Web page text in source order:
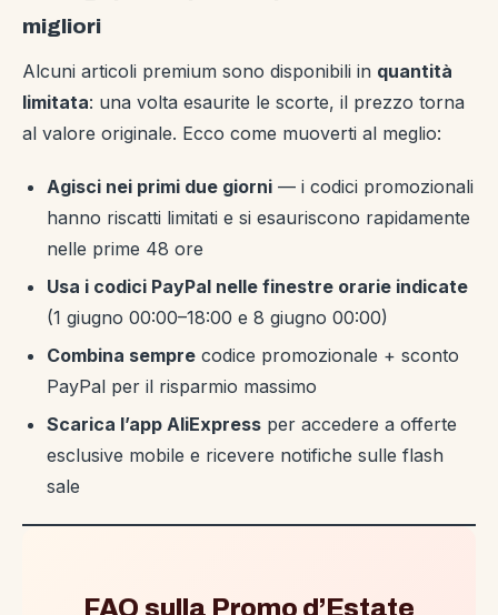
migliori
Alcuni articoli premium sono disponibili in quantità
limitata: una volta esaurite le scorte, il prezzo torna
al valore originale. Ecco come muoverti al meglio:
Agisci nei primi due giorni — i codici promozionali
hanno riscatti limitati e si esauriscono rapidamente
nelle prime 48 ore
Usa i codici PayPal nelle finestre orarie indicate
(1 giugno 00:00–18:00 e 8 giugno 00:00)
Combina sempre codice promozionale + sconto
PayPal per il risparmio massimo
Scarica l’app AliExpress per accedere a offerte
esclusive mobile e ricevere notifiche sulle flash
sale
FAQ sulla Promo d’Estate